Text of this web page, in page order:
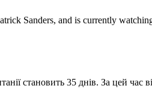
Sanders, and is currently
становить 35 днів. За цей